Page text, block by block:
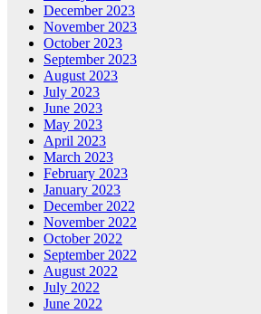
December 2023
November 2023
October 2023
September 2023
August 2023
July 2023
June 2023
May 2023
April 2023
March 2023
February 2023
January 2023
December 2022
November 2022
October 2022
September 2022
August 2022
July 2022
June 2022